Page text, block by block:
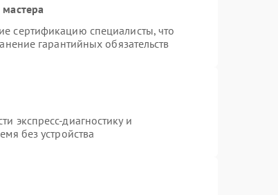
сертификацию специалисты, что
гарантийных обязательств
экспресс-диагностику и
без устройства